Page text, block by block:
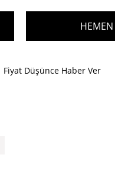
Fiyat Düşünce Haber Ver